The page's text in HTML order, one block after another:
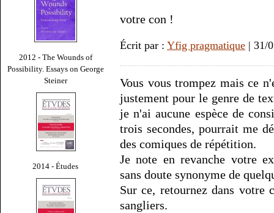
2012 - The Wounds of
Possibility. Essays on George
Steiner
2014 - Études
votre con !
Écrit par : Yfig pragmatique | 31/
Vous vous trompez mais ce
justement pour le genre de
je n'ai aucune espèce de
trois secondes, pourrait me
des comiques de répétition.
Je note en revanche votre
sans doute synonyme de
Sur ce, retournez dans votre
sangliers.